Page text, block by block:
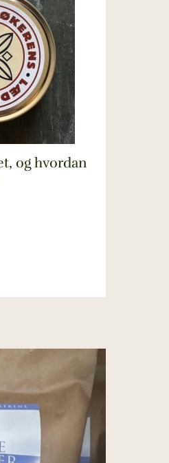
og hvordan